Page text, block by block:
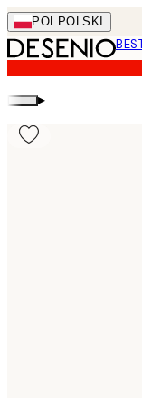
Skip
to
main
content.
POL POLSKI
▸